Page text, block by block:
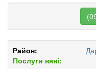
Район:
Послуги няні: